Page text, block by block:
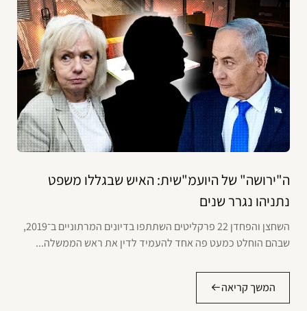
ה"ירושה" של היועמ"שית: האיש שבגללו משפט
נתניהו נגרר שנים
השחצן והפחדן 22 פרקליטים השתתפו בדיונים המרתוניים ב־2019,
שבהם הוחלט כמעט פה אחד להעמיד לדין את ראש הממשלה...
המשך קריאה